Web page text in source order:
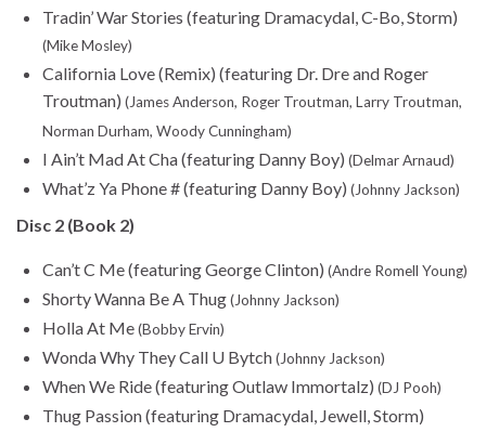
Tradin’ War Stories (featuring Dramacydal, C-Bo, Storm)
(Mike Mosley)
California Love (Remix) (featuring Dr. Dre and Roger
Troutman) (James Anderson, Roger Troutman, Larry Troutman,
Norman Durham, Woody Cunningham)
I Ain’t Mad At Cha (featuring Danny Boy) (Delmar Arnaud)
What’z Ya Phone # (featuring Danny Boy) (Johnny Jackson)
Disc 2 (Book 2)
Can’t C Me (featuring George Clinton) (Andre Romell Young)
Shorty Wanna Be A Thug(Johnny Jackson)
Holla At Me(Bobby Ervin)
Wonda Why They Call U Bytch(Johnny Jackson)
When We Ride (featuring Outlaw Immortalz) (DJ Pooh)
Thug Passion (featuring Dramacydal, Jewell, Storm)